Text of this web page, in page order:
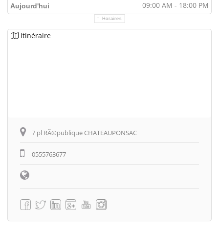
Aujourd'hui 09:00 AM - 18:00 PM
Horaires
Itinéraire
7 pl RÃ©publique CHATEAUPONSAC
0555763677